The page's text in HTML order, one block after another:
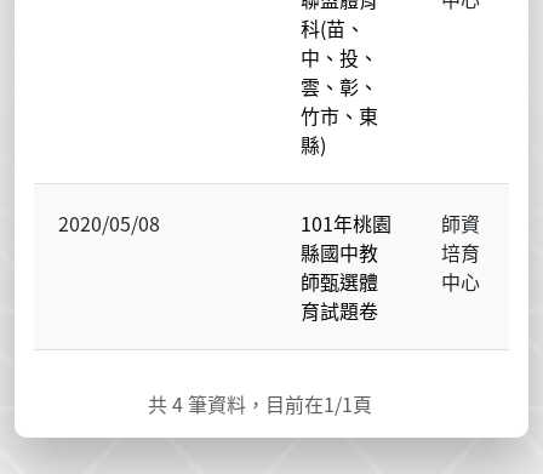
科(苗、
中、投、
雲、彰、
竹市、東
縣)
2020/05/08
101年桃園
縣國中教
師甄選體
育試題卷
師資
培育
中心
共4 筆資料，目前在1/1頁